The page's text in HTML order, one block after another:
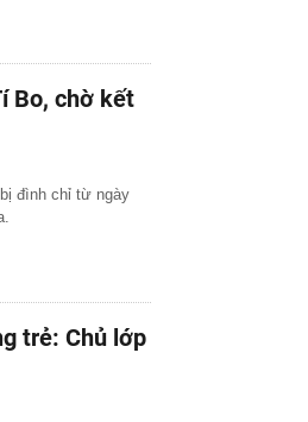
Bo, chờ kết
đình chỉ từ ngày
trẻ: Chủ lớp